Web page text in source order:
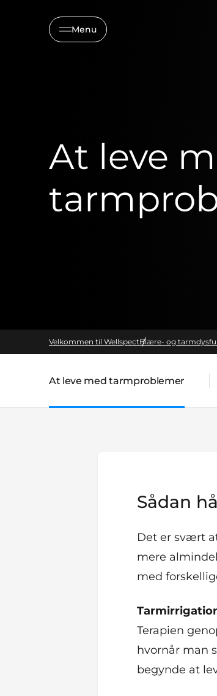
Menu
At leve
Velkommen til WellspectBlære- og
At leve med tarmproblemer
Sådan
Det er svært
mere
med
Terapien
hvornår man
begynde at